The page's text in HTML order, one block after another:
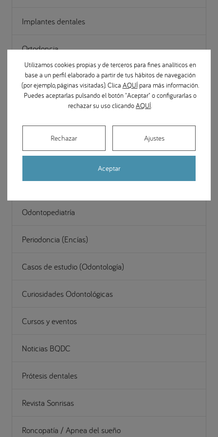
Implantes dentales
Ortodoncia
Apariciones en medios
Cirugía Maxilofacial
Gestión
Noticias Odontológicas
Odontopediatría
Periodoncia (Encías)
Casos de estudio (Odontología)
Curiosidades Odontológicas
Cursos y eventos
Noticias BQDC
Prótesis dentales
Revista Sonrisas
Roncopatía / Apnea del sueño
Utilizamos cookies propias y de terceros para fines analíticos en
base a un perfil elaborado a partir de tus hábitos de navegación
(por ejemplo, páginas visitadas). Clica AQUÍpara más información.
Puedes aceptarlas pulsando el botón "Aceptar" o configurarlas o
rechazar su uso clicandoAQUÍ
Aceptar
Rechazar Ajustes